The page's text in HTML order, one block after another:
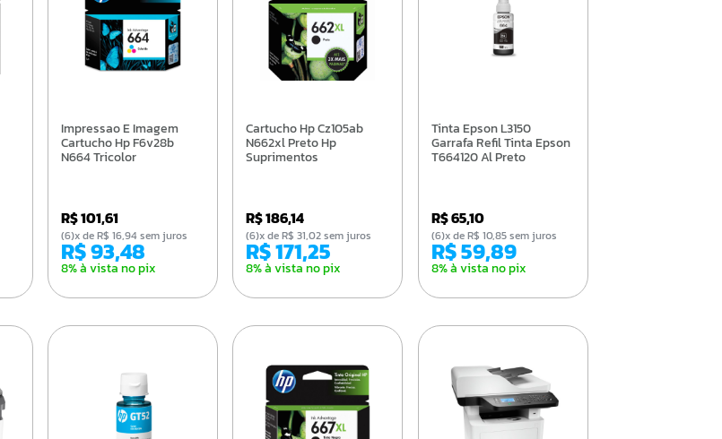
Impressao E Imagem
Cartucho Hp F6v28b
N664 Tricolor
R$ 101,61
R$ 93,48
8% à vista no pix
(6)x de R$ 16,94 sem juros
Cartucho Hp Cz105ab
N662xl Preto Hp
Suprimentos
R$ 186,14
R$ 171,25
8% à vista no pix
(6)x de R$ 31,02 sem juros
Tinta Epson L3150
Garrafa Refil Tinta Epson
T664120 Al Preto
R$ 65,10
R$ 59,89
8% à vista no pix
(6)x de R$ 10,85 sem juros